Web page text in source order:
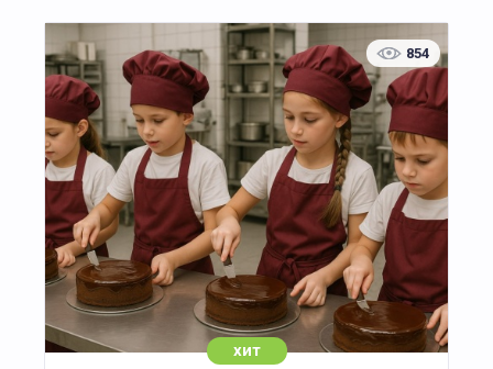
Кульминацией станет интерактив
«Рождественские потешки»: «Ручеёк»,
«Калечина-Малечина», «Славянский керлинг»,
хороводные игры, обрядовые забавы, метание
метлы и другие активности под руководством
потешников.
Праздник завершится символическим
сожжением соломенного стога как обрядом
очищения и обновления, после чего всех
участников ждёт угощение горячими сладкими
пончиками.
В конце программы каждый гость получит
памятный рождественский подарок от парка
ЭТНОМИР.
854
хит